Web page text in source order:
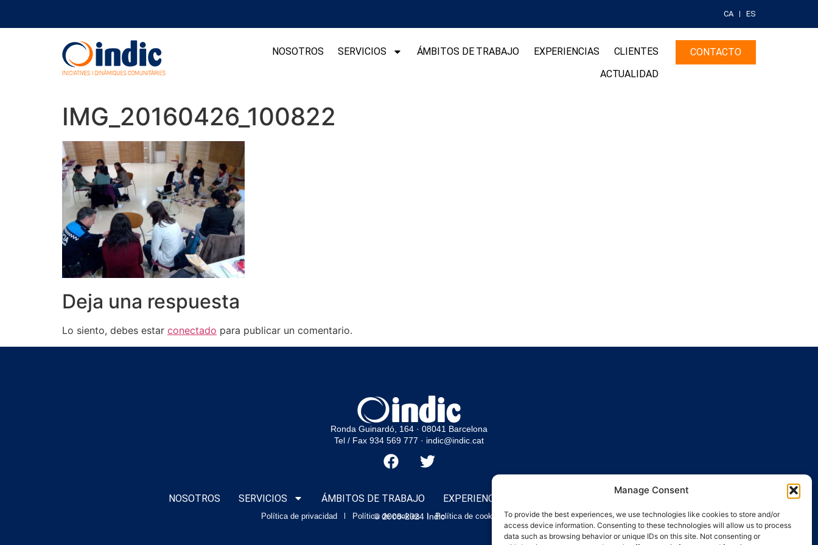
Manage Consent
To provide the best experiences, we use technologies like cookies to store and/or
access device information. Consenting to these technologies will allow us to process
data such as browsing behavior or unique IDs on this site. Not consenting or
CA ES
NOSOTROS SERVICIOS ÁMBITOS DE TRABAJO EXPERIENCIAS
CLIENTES
ACTUALIDAD
CONTACTO
IMG_20160426_100822
Deja una respuesta
Lo siento, debes estar conectado para publicar un comentario.
Ronda Guinardó, 164 · 08041 Barcelona
Tel / Fax 934 569 777 · indic@indic.cat
NOSOTROS SERVICIOS ÁMBITOS DE TRABAJO EXPERIENCIAS ACTUALIDAD
Política de privacidad Política de cookies Política de cookies Aviso legal
© 2008-2024 Indic